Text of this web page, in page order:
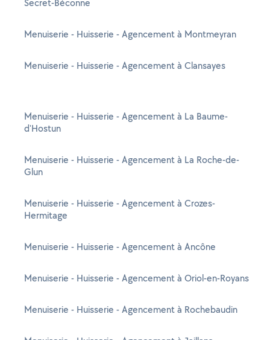
Secret-Béconne
Menuiserie - Huisserie - Agencement à Montmeyran
Menuiserie - Huisserie - Agencement à Clansayes
Menuiserie - Huisserie - Agencement à La Baume-
d'Hostun
Menuiserie - Huisserie - Agencement à La Roche-de-
Glun
Menuiserie - Huisserie - Agencement à Crozes-
Hermitage
Menuiserie - Huisserie - Agencement à Ancône
Menuiserie - Huisserie - Agencement à Oriol-en-Royans
Menuiserie - Huisserie - Agencement à Rochebaudin